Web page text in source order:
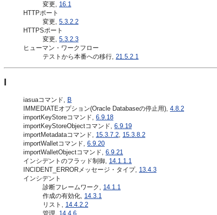
変更, 16.1
HTTPポート
変更, 5.3.2.2
HTTPSポート
変更, 5.3.2.3
ヒューマン・ワークフロー
テストから本番への移行, 21.5.2.1
I
iasuaコマンド, B
IMMEDIATEオプション(Oracle Databaseの停止用), 4.8.2
importKeyStoreコマンド, 6.9.18
importKeyStoreObjectコマンド, 6.9.19
importMetadataコマンド, 15.3.7.2, 15.3.8.2
importWalletコマンド, 6.9.20
importWalletObjectコマンド, 6.9.21
インシデントのフラッド制御, 14.1.1.1
INCIDENT_ERRORメッセージ・タイプ, 13.4.3
インシデント
診断フレームワーク, 14.1.1
作成の有効化, 14.3.1
リスト, 14.4.2.2
管理, 14.4.6